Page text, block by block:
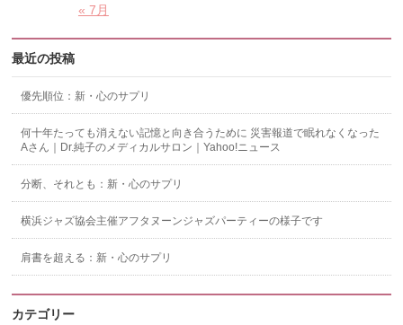
« 7月
最近の投稿
優先順位：新・心のサプリ
何十年たっても消えない記憶と向き合うために 災害報道で眠れなくなった
Aさん｜Dr.純子のメディカルサロン｜Yahoo!ニュース
分断、それとも：新・心のサプリ
横浜ジャズ協会主催アフタヌーンジャズパーティーの様子です
肩書を超える：新・心のサプリ
カテゴリー